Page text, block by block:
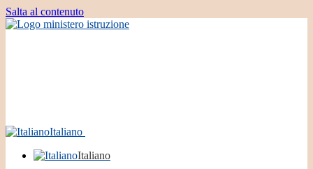
Salta al contenuto
Italiano
Italiano